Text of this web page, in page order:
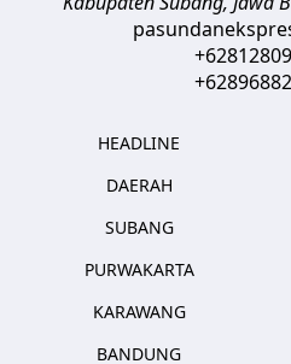
HEADLINE
DAERAH
SUBANG
PURWAKARTA
KARAWANG
BANDUNG